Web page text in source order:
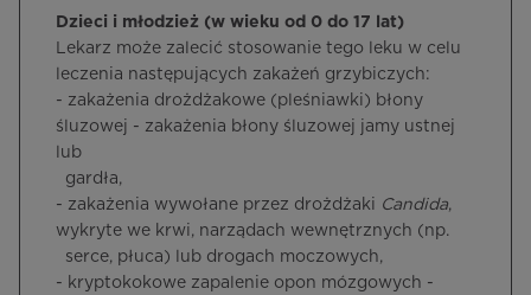
Dzieci i młodzież (w wieku od 0 do 17 lat)
Lekarz może zalecić stosowanie tego leku w celu
leczenia następujących zakażeń grzybiczych:
- zakażenia drożdżakowe (pleśniawki) błony
śluzowej - zakażenia błony śluzowej jamy ustnej
lub
gardła,
- zakażenia wywołane przez drożdżaki Candida,
wykryte we krwi, narządach wewnętrznych (np.
serce, płuca) lub drogach moczowych,
- kryptokokowe zapalenie opon mózgowych -